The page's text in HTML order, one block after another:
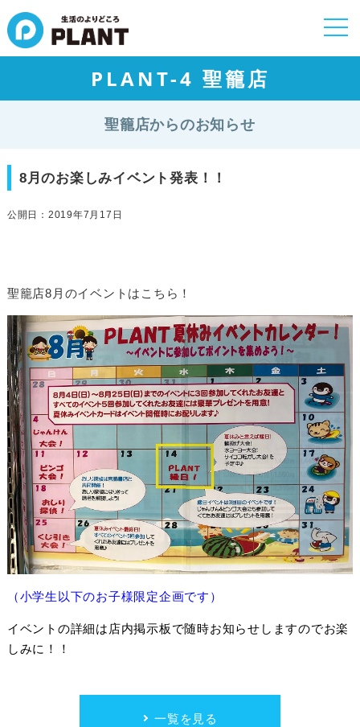
PLANT-4 聖籠店
聖籠店からのお知らせ
8月のお楽しみイベント発表！！
公開日：2019年7月17日
聖籠店8月のイベントはこちら！
（小学生以下のお子様限定企画です）
イベントの詳細は店内掲示板で随時お知らせしますのでお楽
しみに！！
一覧を見る